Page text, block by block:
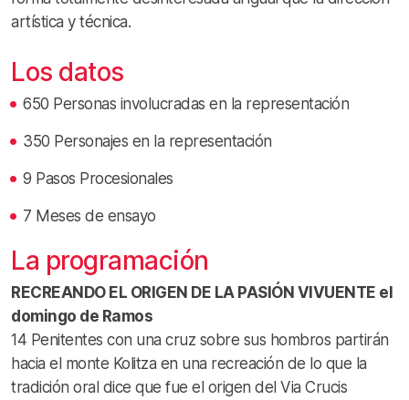
artística y técnica.
Los datos
650 Personas involucradas en la representación
350 Personajes en la representación
9 Pasos Procesionales
7 Meses de ensayo
La programación
RECREANDO EL ORIGEN DE LA PASIÓN VIVUENTE el
domingo de Ramos
14 Penitentes con una cruz sobre sus hombros partirán
hacia el monte Kolitza en una recreación de lo que la
tradición oral dice que fue el origen del Via Crucis